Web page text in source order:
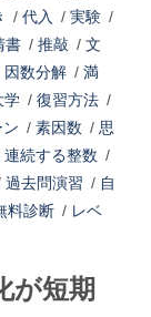
/ 代入 / 実験 /
書 / 推敲 / 文
因数分解 / 満
学 / 復習方法 /
/ 素因数 / 思
連続する整数 /
過去問演習 / 自
料診断 / レベ
が短期